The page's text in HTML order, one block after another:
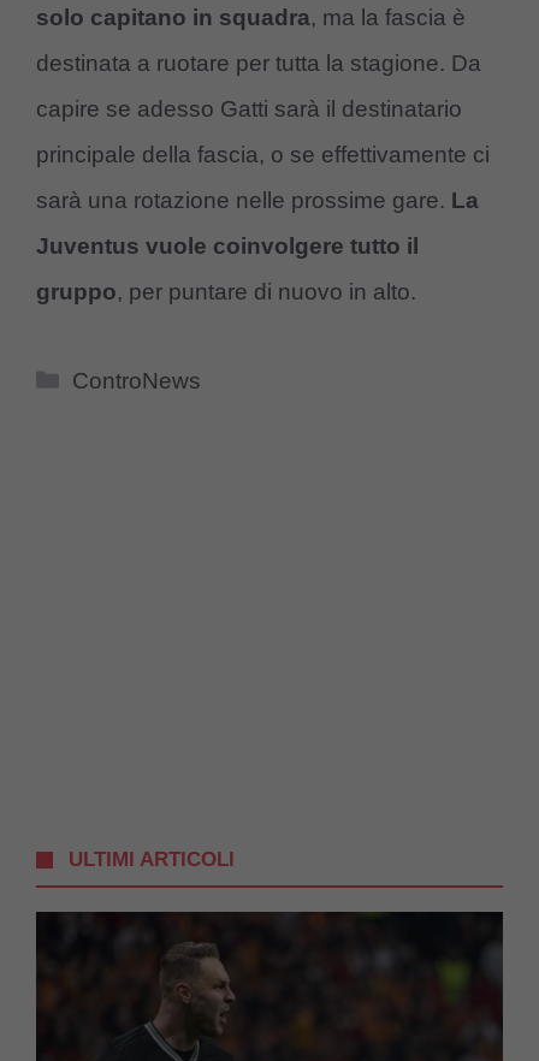
solo capitano in squadra, ma la fascia è
destinata a ruotare per tutta la stagione. Da
capire se adesso Gatti sarà il destinatario
principale della fascia, o se effettivamente ci
sarà una rotazione nelle prossime gare. La
Juventus vuole coinvolgere tutto il
gruppo, per puntare di nuovo in alto.
Categorie
ControNews
ULTIMI ARTICOLI